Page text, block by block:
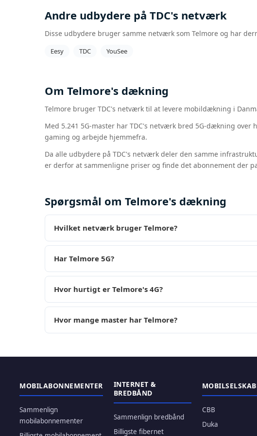
Andre udbydere på TDC's netværk
Disse udbydere bruger samme netværk som Telmore og har
Eesy TDC YouSee
Om Telmore's dækning
Telmore bruger TDC's netværk til at levere mobildækning i
Med 5.241 5G-master har TDC's netværk bred 5G-dækning
gaming og arbejde hjemmefra.
Da alle udbydere på TDC's netværk deler den samme
er derfor at sammenligne priser og finde det abonnement der
Spørgsmål om Telmore's dækning
Hvilket netværk bruger Telmore?
Har Telmore 5G?
Hvor hurtigt er Telmore's 4G?
Hvor mange master har Telmore?
MOBILABONNEMENTER
Sammenlign
mobilabonnementer
INTERNET &
BREDBÅND
Sammenlign bredbånd
Billigste fibernet
CBB
Duka